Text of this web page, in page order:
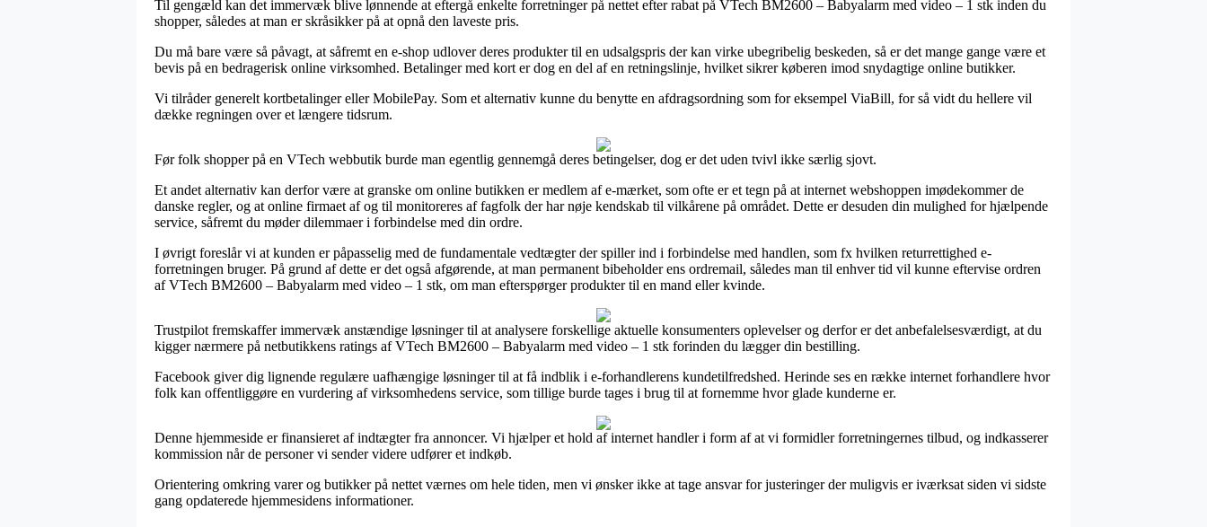
Til gengæld kan det immervæk blive lønnende at eftergå enkelte forretninger på nettet efter rabat på VTech BM2600 – Babyalarm med video – 1 stk inden du
shopper, således at man er skråsikker på at opnå den laveste pris.
Du må bare være så påvagt, at såfremt en e-shop udlover deres produkter til en udsalgspris der kan virke ubegribelig beskeden, så er det mange gange være et
bevis på en bedragerisk online virksomhed. Betalinger med kort er dog en del af en retningslinje, hvilket sikrer køberen imod snydagtige online butikker.
Vi tilråder generelt kortbetalinger eller MobilePay. Som et alternativ kunne du benytte en afdragsordning som for eksempel ViaBill, for så vidt du hellere vil
dække regningen over et længere tidsrum.
Før folk shopper på en VTech webbutik burde man egentlig gennemgå deres betingelser, dog er det uden tvivl ikke særlig sjovt.
Et andet alternativ kan derfor være at granske om online butikken er medlem af e-mærket, som ofte er et tegn på at internet webshoppen imødekommer de
danske regler, og at online firmaet af og til monitoreres af fagfolk der har nøje kendskab til vilkårene på området. Dette er desuden din mulighed for hjælpende
service, såfremt du møder dilemmaer i forbindelse med din ordre.
I øvrigt foreslår vi at kunden er påpasselig med de fundamentale vedtægter der spiller ind i forbindelse med handlen, som fx hvilken returrettighed e-
forretningen bruger. På grund af dette er det også afgørende, at man permanent bibeholder ens ordremail, således man til enhver tid vil kunne eftervise ordren
af VTech BM2600 – Babyalarm med video – 1 stk, om man efterspørger produkter til en mand eller kvinde.
Trustpilot fremskaffer immervæk anstændige løsninger til at analysere forskellige aktuelle konsumenters oplevelser og derfor er det anbefalelsesværdigt, at du
kigger nærmere på netbutikkens ratings af VTech BM2600 – Babyalarm med video – 1 stk forinden du lægger din bestilling.
Facebook giver dig lignende regulære uafhængige løsninger til at få indblik i e-forhandlerens kundetilfredshed. Herinde ses en række internet forhandlere hvor
folk kan offentliggøre en vurdering af virksomhedens service, som tillige burde tages i brug til at fornemme hvor glade kunderne er.
Denne hjemmeside er finansieret af indtægter fra annoncer. Vi hjælper et hold af internet handler i form af at vi formidler forretningernes tilbud, og indkasserer
kommission når de personer vi sender videre udfører et indkøb.
Orientering omkring varer og butikker på nettet værnes om hele tiden, men vi ønsker ikke at tage ansvar for justeringer der muligvis er iværksat siden vi sidste
gang opdaterede hjemmesidens informationer.